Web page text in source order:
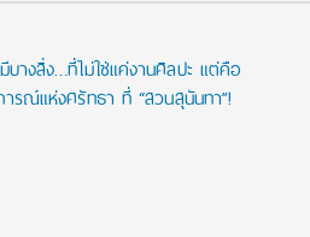
บางสิ่ง…ที่ไม่ใช่แค่งานศิลปะ แต่คือ
รณ์แห่งศรัทธา ที่ “สวนสุนันทา”!